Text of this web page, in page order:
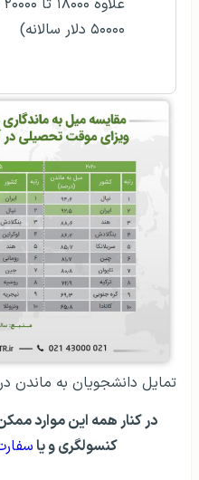
۵۰۰۰۰ دلار سالانه)
تمایل دانشجویان به ماندن در
در کنار همه این موارد
کنسولگریو یا